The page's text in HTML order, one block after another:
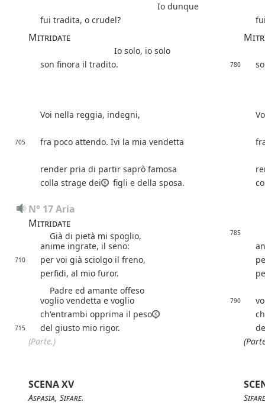
Io dunque
fui tradita, o crudel?
Mitridate
Io solo, io solo
son finora il tradito.
780
Voi nella reggia, indegni,
705 fra poco attendo. Ivi la mia vendetta
render pria di partir saprò famosa
colla strage dei
figli e della sposa.
N° 17 Aria
Mitridate
Già di pietà mi spoglio, 785
anime ingrate, il seno:
710 per voi già sciolgo il freno,
perfidi, al mio furor.
Padre ed amante offeso
voglio vendetta e voglio
790
ch'entrambi opprima il peso
715 del giusto mio rigor.
(Parte.)
SCENA XV
Aspasia, Sifare. Sifare